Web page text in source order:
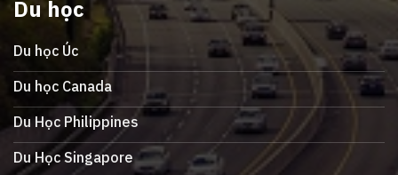
Du học
Du học Úc
Du học Canada
Du Học Philippines
Du Học Singapore